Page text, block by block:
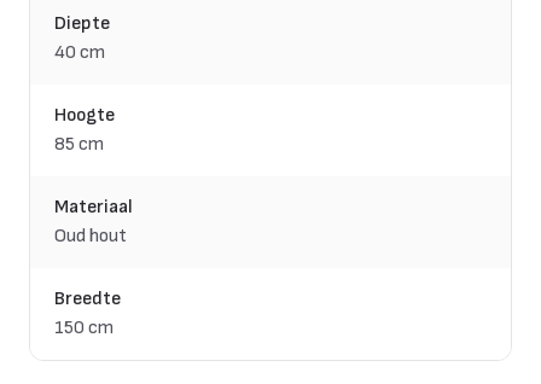
Diepte
40 cm
Hoogte
85 cm
Materiaal
Oud hout
Breedte
150 cm